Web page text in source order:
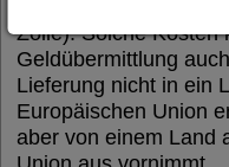
Zölle). Solche Kosten
Geldübermittlung
Lieferung nicht in ein
Europäischen Union
aber von einem Land